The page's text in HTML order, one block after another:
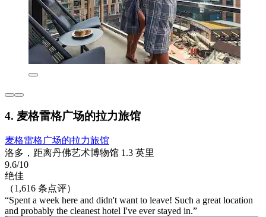
4. 麦格雷格广场的拉力旅馆
麦格雷格广场的拉力旅馆
洛多，距离丹佛艺术博物馆 1.3 英里
9.6/10
绝佳
（1,616 条点评）
“Spent a week here and didn't want to leave! Such a great location
and probably the cleanest hotel I've ever stayed in.”